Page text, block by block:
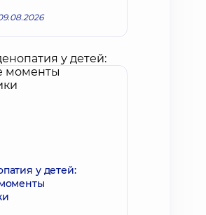
у детей: